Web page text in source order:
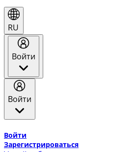
RU
Войти
Войти
Войти
Зарегистрироваться